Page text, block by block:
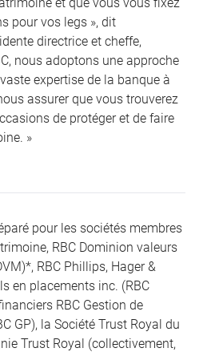
pour vos legs », dit
directrice et cheffe,
nous adoptons une approche
expertise de la banque à
assurer que vous trouverez
de protéger et de faire
»
pour les sociétés membres
RBC Dominion valeurs
RBC Phillips, Hager &
en placements inc. (RBC
RBC Gestion de
GP), la Société Trust Royal du
Trust Royal (collectivement,